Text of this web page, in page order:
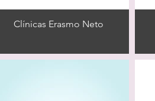
Clínicas Erasmo Neto